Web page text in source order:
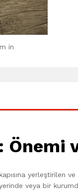
in
yerleştirilen
veya bir